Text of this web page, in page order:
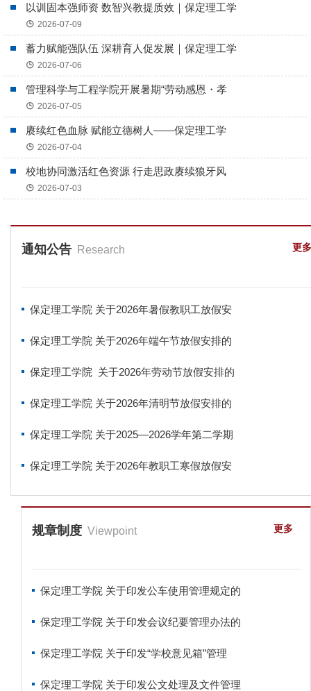
以训固本强师资 数智兴教提质效｜保定理工学
2026-07-09
蓄力赋能强队伍 深耕育人促发展｜保定理工学
2026-07-06
管理科学与工程学院开展暑期“劳动感恩・孝
2026-07-05
赓续红色血脉 赋能立德树人——保定理工学
2026-07-04
校地协同激活红色资源 行走思政赓续狼牙风
2026-07-03
更多
通知公告 Research
保定理工学院 关于2026年暑假教职工放假安
保定理工学院 关于2026年端午节放假安排的
保定理工学院 关于2026年劳动节放假安排的
保定理工学院 关于2026年清明节放假安排的
保定理工学院 关于2025—2026学年第二学期
保定理工学院 关于2026年教职工寒假放假安
更多
规章制度 Viewpoint
保定理工学院 关于印发公车使用管理规定的
保定理工学院 关于印发会议纪要管理办法的
保定理工学院 关于印发“学校意见箱”管理
保定理工学院 关于印发公文处理及文件管理